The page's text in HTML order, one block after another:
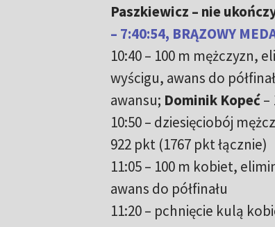
Paszkiewicz – nie
– 7:40:54, BRĄZOWY
10:40 – 100 m mężczyzn,
wyścigu, awans do
awansu; Dominik Kopeć–
10:50 – dziesięciobój
922 pkt (1767 pkt łącznie)
11:05 – 100 m kobiet,
awans do półfinału
11:20 – pchnięcie kulą